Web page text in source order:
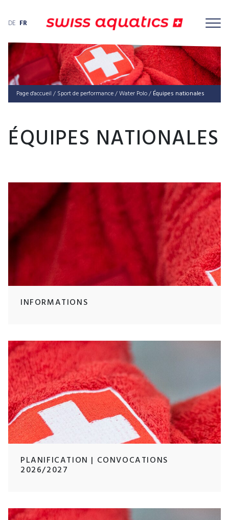
DE FR
Page d'accueil / Sport de performance/Water Polo/ Équipes natio­nales
ÉQUIPES NATIONALES
INFORMATIONS
PLANIFICATION | CONVOCATIONS
2026/2027